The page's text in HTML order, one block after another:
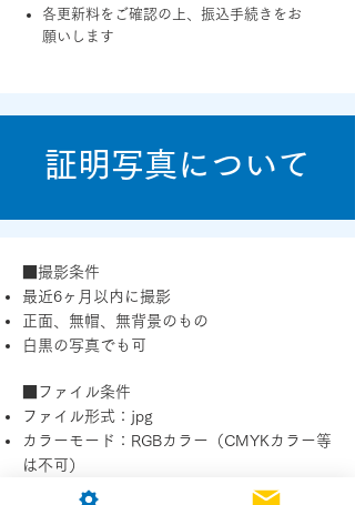
各更新料をご確認の上、振込手続きをお
願いします
証明写真について
■撮影条件
最近6ヶ月以内に撮影
正面、無帽、無背景のもの
白黒の写真でも可
■ファイル条件
ファイル形式：jpg
カラーモード：RGBカラー（CMYKカラー等
は不可）
ファイルサイズ：20KB～7MB